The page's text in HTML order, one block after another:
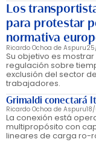
Los
para protestar
normativa
Ricardo Ochoa de Aspuru
Su objetivo es
regulación sobre
exclusión del sector
trabajadores.
Grimaldi conectará
Ricardo Ochoa de Aspuru
La conexión está
multipropósito con
lineares de carga ro-